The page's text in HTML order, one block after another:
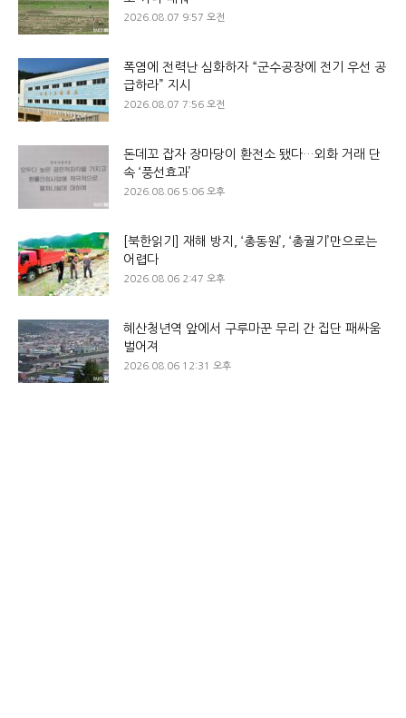
2026.08.07 9:57 오전
폭염에 전력난 심화하자 “군수공장에 전기 우선 공
급하라” 지시
2026.08.07 7:56 오전
돈데꼬 잡자 장마당이 환전소 됐다…외화 거래 단
속 ‘풍선효과’
2026.08.06 5:06 오후
[북한읽기] 재해 방지, ‘총동원’, ‘총궐기’만으로는
어렵다
2026.08.06 2:47 오후
혜산청년역 앞에서 구루마꾼 무리 간 집단 패싸움
벌어져
2026.08.06 12:31 오후